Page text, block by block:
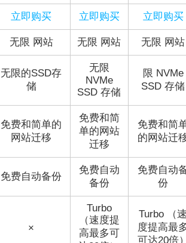
立即购买 立即购买 立即购买
无限 网站 无限 网站 无限 网站
无限的SSD存
储
无限
NVMe
SSD 存储
限 NVMe
SSD 存储
免费和简单的
网站迁移
免费和简
单的网站
迁移
免费和简
的网站迁
免费自动备份
免费自动
备份
免费自动
份
×
Turbo
（速度提
高最多可
Turbo （
度提高最
可达20倍